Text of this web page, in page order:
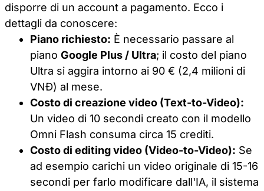
disporre di un account a pagamento. Ecco i
dettagli da conoscere:
Piano richiesto: È necessario passare al
pianoGoogle Plus / Ultra; il costo del piano
Ultra si aggira intorno ai 90 € (2,4 milioni di
VNĐ) al mese.
Costo di creazione video (Text-to-Video):
Un video di 10 secondi creato con il modello
Omni Flash consuma circa 15 crediti.
Costo di editing video (Video-to-Video): Se
ad esempio carichi un video originale di 15-16
secondi per farlo modificare dall'IA, il sistema